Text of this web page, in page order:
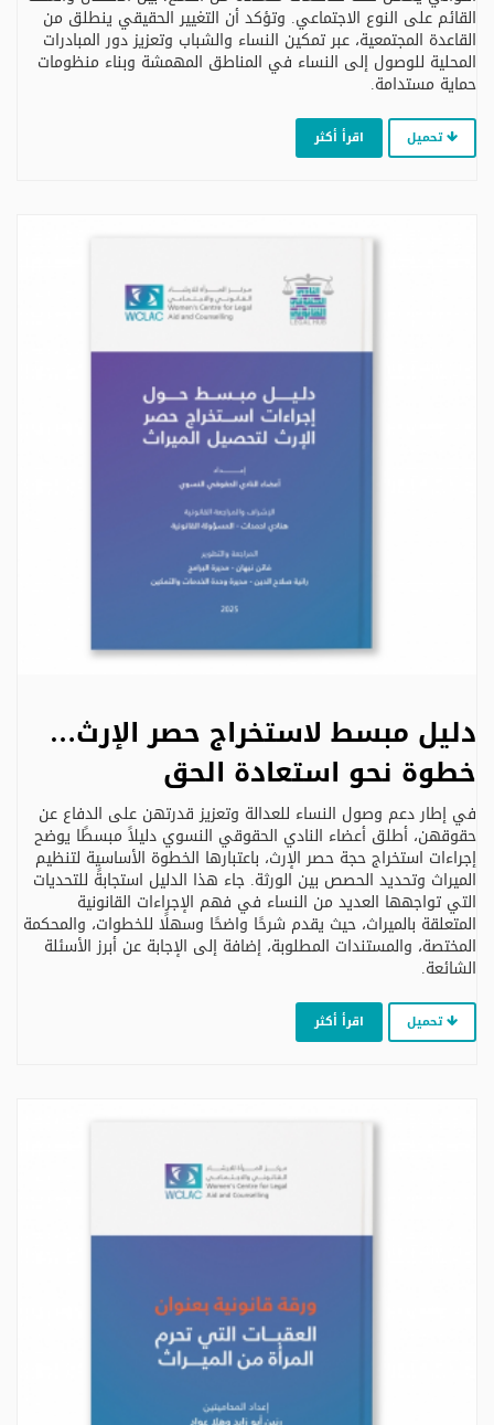
القائم على النوع الاجتماعي. وتؤكد أن التغيير الحقيقي ينطلق من
القاعدة المجتمعية، عبر تمكين النساء والشباب وتعزيز دور المبادرات
المحلية للوصول إلى النساء في المناطق المهمشة وبناء منظومات
حماية مستدامة.
تحميل اقرأ أكثر
دليل مبسط لاستخراج حصر الإرث…
خطوة نحو استعادة الحق
في إطار دعم وصول النساء للعدالة وتعزيز قدرتهن على الدفاع عن
حقوقهن، أطلق أعضاء النادي الحقوقي النسوي دليلاً مبسطًا يوضح
إجراءات استخراج حجة حصر الإرث، باعتبارها الخطوة الأساسية لتنظيم
الميراث وتحديد الحصص بين الورثة. جاء هذا الدليل استجابةً للتحديات
التي تواجهها العديد من النساء في فهم الإجراءات القانونية
المتعلقة بالميراث، حيث يقدم شرحًا واضحًا وسهلًا للخطوات، والمحكمة
المختصة، والمستندات المطلوبة، إضافة إلى الإجابة عن أبرز الأسئلة
الشائعة.
تحميل اقرأ أكثر